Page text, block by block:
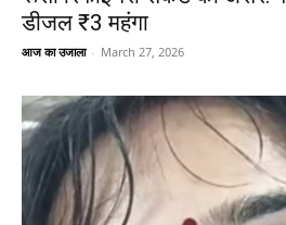
डीजल ₹3 महंगा
आज का उजाला - March 27, 2026